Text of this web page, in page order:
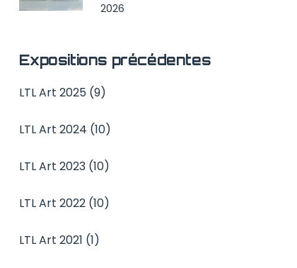
2026
Expositions précédentes
LTL Art 2025 (9)
LTL Art 2024 (10)
LTL Art 2023 (10)
LTL Art 2022 (10)
LTL Art 2021 (1)